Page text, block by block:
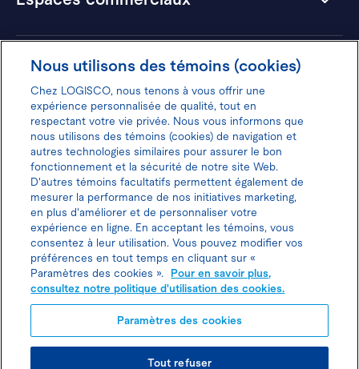
Joindre l’agent de location
Hôtels
Donnez votre avis pour gagner 100$
Politique d'utilisation des cookies
Politique de protection des
renseignements personnels
Nous utilisons des témoins (cookies)
Chez LOGISCO, nous tenons à vous offrir une
expérience personnalisée de qualité, tout en
respectant votre vie privée. Nous vous informons que
nous utilisons des témoins (cookies) de navigation et
autres technologies similaires pour assurer le bon
fonctionnement et la sécurité de notre site Web.
D'autres témoins facultatifs permettent également de
mesurer la performance de nos initiatives marketing,
en plus d'améliorer et de personnaliser votre
expérience en ligne. En acceptant les témoins, vous
consentez à leur utilisation. Vous pouvez modifier vos
préférences en tout temps en cliquant sur «
Paramètres des cookies ».
Pour en savoir plus,
consultez notre politique d'utilisation des cookies.
Paramètres des cookies
Tout refuser